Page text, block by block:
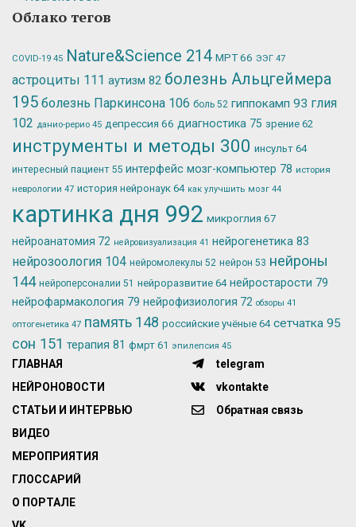
Облако тегов
COVID-19 45 Nature&Science 214 МРТ66 ЭЭГ 47
астроциты 111 аутизм 82 болезнь Альцгеймера
195 болезнь Паркинсона 106 боль 52 гиппокамп 93 глия
102 данио-рерио 45 депрессия 66 диагностика 75 зрение 62
инструменты и методы 300 инсульт 64
интересный пациент 55 интерфейс мозг-компьютер 78 история
неврологии 47 история нейронаук 64 как улучшить мозг 44
картинка дня 992 микроглия 67
нейроанатомия 72 нейровизуализация 41 нейрогенетика 83
нейрозоология 104 нейромолекулы 52 нейрон 53 нейроны
144 нейроперсоналии 51 нейроразвитие 64 нейростарости 79
нейрофармакология 79 нейрофизиология 72 обзоры 41
оптогенетика 47 память 148 российские учёные 64 сетчатка 95
сон 151 терапия 81 фмрт 61 эпилепсия 45
ГЛАВНАЯ
НЕЙРОНОВОСТИ
СТАТЬИ И ИНТЕРВЬЮ
ВИДЕО
МЕРОПРИЯТИЯ
ГЛОССАРИЙ
О ПОРТАЛЕ
telegram
vkontakte
Обратная связь